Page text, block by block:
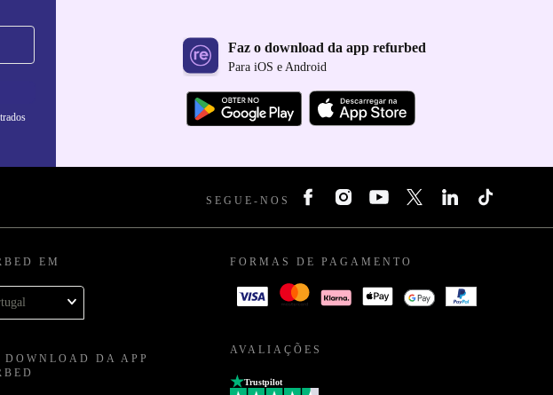
Faz o download da app refurbed
Para iOS e Android
SEGUE-NOS
EM
DOWNLOAD DA APP
FORMAS DE PAGAMENTO
AVALIAÇÕES
Trustpilot